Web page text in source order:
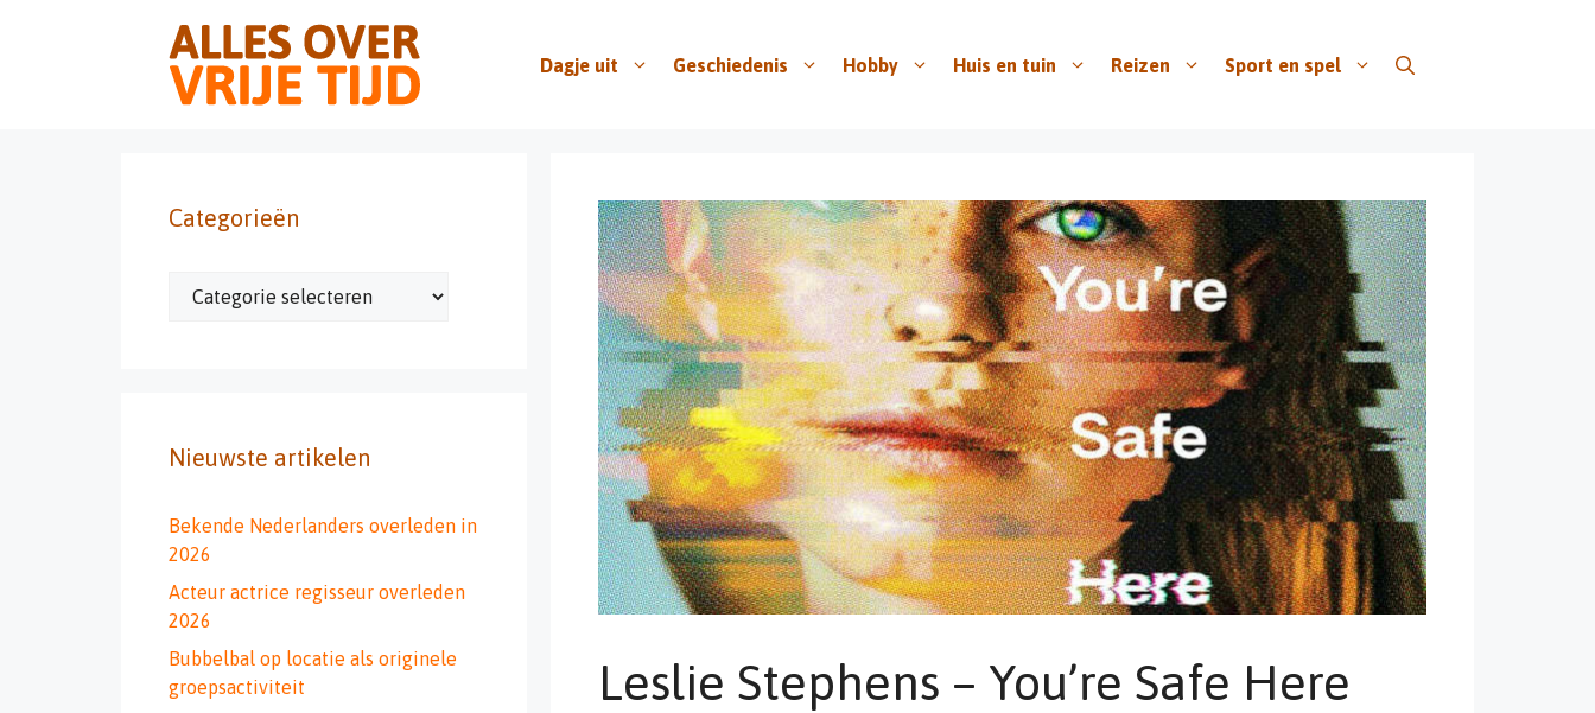
Dagje uit Geschiedenis Hobby Huis en tuin Reizen Sport en spel
Leslie Stephens – You’re Safe Here
Categorieën
Categorieën
Nieuwste artikelen
Bekende Nederlanders overleden in
2026
Acteur actrice regisseur overleden
2026
Bubbelbal op locatie als originele
groepsactiviteit